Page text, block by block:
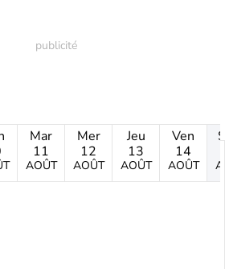
Mar
11
AOÛT
Mer
12
AOÛT
Jeu
13
AOÛT
Ven
14
AOÛT